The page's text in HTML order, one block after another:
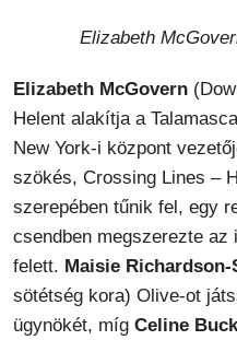
Elizabeth
Elizabeth McGovern
Helent alakítja a
New York-i központ
szökés, Crossing Lines –
szerepében tűnik fel, egy
csendben megszerezte
felett. Maisie Richardson-
sötétség kora) Olive-ot
ügynökét, míg Celine